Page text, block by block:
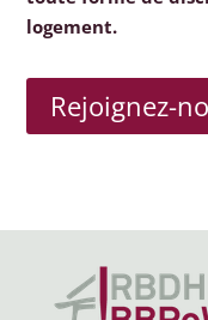
logement.
Rejoignez-